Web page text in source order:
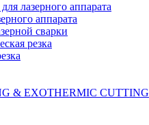
лазерного аппарата
аппарата
сварки
резка
& EXOTHERMIC CUTTING